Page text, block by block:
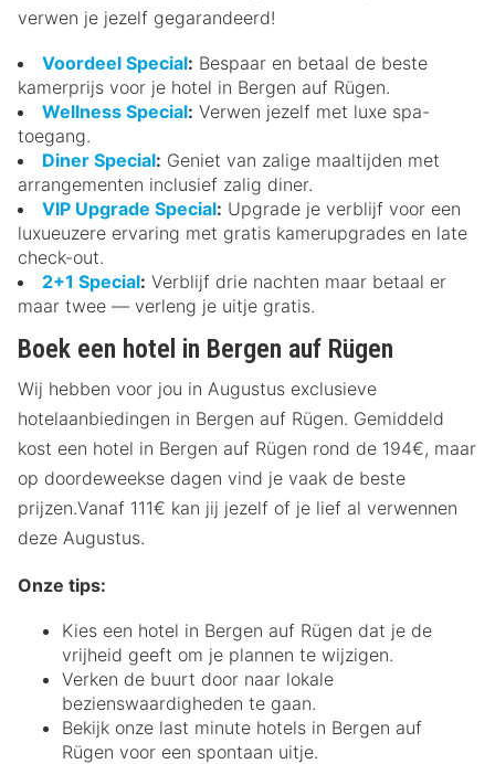
verwen je jezelf gegarandeerd!
Voordeel Special: Bespaar en betaal de beste
kamerprijs voor je hotel in Bergen auf Rügen.
Wellness Special: Verwen jezelf met luxe spa-
toegang.
Diner Special: Geniet van zalige maaltijden met
arrangementen inclusief zalig diner.
VIP Upgrade Special: Upgrade je verblijf voor een
luxueuzere ervaring met gratis kamerupgrades en late
check-out.
2+1 Special: Verblijf drie nachten maar betaal er
maar twee — verleng je uitje gratis.
Boek een hotel in Bergen auf Rügen
Wij hebben voor jou in Augustus exclusieve
hotelaanbiedingen in Bergen auf Rügen. Gemiddeld
kost een hotel in Bergen auf Rügen rond de 194€, maar
op doordeweekse dagen vind je vaak de beste
prijzen.Vanaf 111€ kan jij jezelf of je lief al verwennen
deze Augustus.
Onze tips:
Kies een hotel in Bergen auf Rügen dat je de
vrijheid geeft om je plannen te wijzigen.
Verken de buurt door naar lokale
bezienswaardigheden te gaan.
Bekijk onze last minute hotels in Bergen auf
Rügen voor een spontaan uitje.